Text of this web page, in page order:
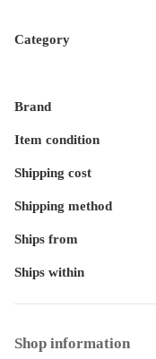
Category
Brand
Item condition
Shipping cost
Shipping method
Ships from
Ships within
Shop information